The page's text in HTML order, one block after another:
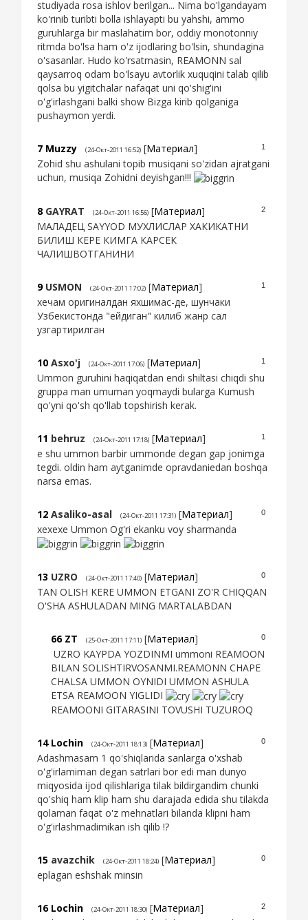
studiyada rosa ishlov berilgan... Nima bo'lgandayam
ko'rinib turibti bolla ishlayapti bu yahshi, ammo
guruhlarga bir maslahatim bor, oddiy monotonniy
ritmda bo'lsa ham o'z ijodlaring bo'lsin, shundagina
o'sasanlar. Hudo ko'rsatmasin, REAMONN sal
qaysarroq odam bo'lsayu avtorlik xuquqini talab qilib
qolsa bu yigitchalar nafaqat uni qo'shig'ini
o'g'irlashgani balki show Bizga kirib qolganiga
pushaymon yerdi.
1
7 Muzzy (24-Окт-2011 16:52) [Материал]
Zohid shu ashulani topib musiqani so'zidan ajratgani
uchun, musiqa Zohidni deyishgan!!!
2
8 GAYRAT (24-Окт-2011 16:56) [Материал]
МАЛАДЕЦ SAYYOD МУХЛИСЛАР ХАКИКАТНИ
БИЛИШ КЕРЕ КИМГА КАРСЕК
ЧАЛИШВОТГАНИНИ
1
9 USMON (24-Окт-2011 17:02) [Материал]
хечам оригиналдан яхшимас-де, шунчаки
Узбекистонда "ейдиган" килиб жанр сал
узгартирилган
1
10 Asxo'j (24-Окт-2011 17:06) [Материал]
Ummon guruhini haqiqatdan endi shiltasi chiqdi shu
gruppa man umuman yoqmaydi bularga Kumush
qo'yni qo'sh qo'llab topshirish kerak.
1
11 behruz (24-Окт-2011 17:18) [Материал]
e shu ummon barbir ummonde degan gap jonimga
tegdi. oldin ham aytganimde opravdaniedan boshqa
narsa emas.
0
12 Asaliko-asal (24-Окт-2011 17:31) [Материал]
xexexe Ummon Og'ri ekanku voy sharmanda
0
13 UZRO (24-Окт-2011 17:40) [Материал]
TAN OLISH KERE UMMON ETGANI ZO'R CHIQQAN
O'SHA ASHULADAN MING MARTALABDAN
0
66 ZT (25-Окт-2011 17:11) [Материал]
UZRO KAYPDA YOZDINMI ummoni REAMOON
BILAN SOLISHTIRVOSANMI.REAMONN CHAPE
CHALSA UMMON OYNIDI UMMON ASHULA
ETSA REAMOON YIGLIDI
REAMOONI GITARASINI TOVUSHI TUZUROQ
0
14 Lochin (24-Окт-2011 18:13) [Материал]
Adashmasam 1 qo'shiqlarida sanlarga o'xshab
o'g'irlamiman degan satrlari bor edi man dunyo
miqyosida ijod qilishlariga tilak bildirgandim chunki
qo'shiq ham klip ham shu darajada edida shu tilakda
qolaman faqat o'z mehnatlari bilanda klipni ham
o'g'irlashmadimikan ish qilib !?
0
15 avazchik (24-Окт-2011 18:24) [Материал]
eplagan eshshak minsin
2
16 Lochin (24-Окт-2011 18:30) [Материал]